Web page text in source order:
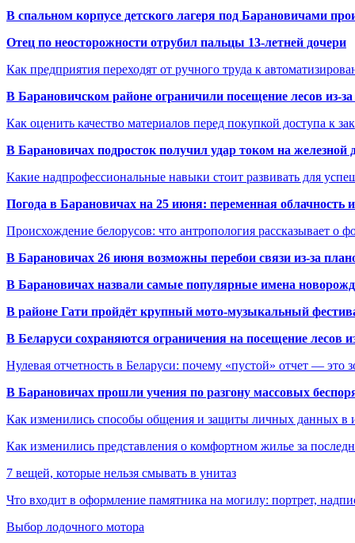
В спальном корпусе детского лагеря под Барановичами
Отец по неосторожности отрубил пальцы 13-летней дочери
Как предприятия переходят от ручного труда к
В Барановичском районе ограничили посещение лесов из-
Как оценить качество материалов перед покупкой доступа к
В Барановичах подросток получил удар током на железной
Какие надпрофессиональные навыки стоит развивать для
Погода в Барановичах на 25 июня: переменная облачность
Происхождение белорусов: что антропология рассказывает о
В Барановичах 26 июня возможны перебои связи из-за
В Барановичах назвали самые популярные имена
В районе Гати пройдёт крупный мото-музыкальный
В Беларуси сохраняются ограничения на посещение лесов
Нулевая отчетность в Беларуси: почему «пустой» отчет — это
В Барановичах прошли учения по разгону массовых
Как изменились способы общения и защиты личных данных в
Как изменились представления о комфортном жилье за
7 вещей, которые нельзя смывать в унитаз
Что входит в оформление памятника на могилу: портрет,
Выбор лодочного мотора